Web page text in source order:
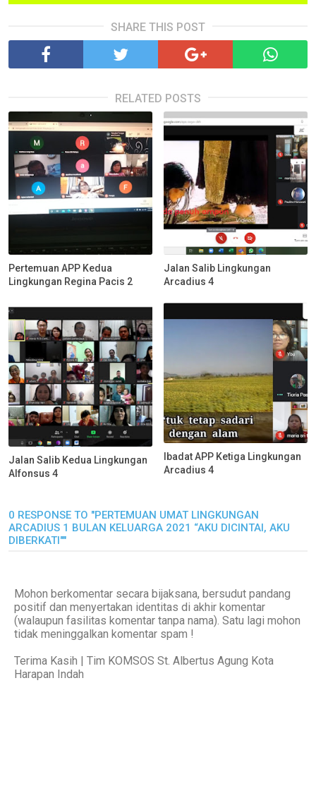
SHARE THIS POST
RELATED POSTS
Pertemuan APP Kedua
Lingkungan Regina Pacis 2
Jalan Salib Lingkungan
Arcadius 4
Jalan Salib Kedua Lingkungan
Alfonsus 4
Ibadat APP Ketiga Lingkungan
Arcadius 4
0 RESPONSE TO "PERTEMUAN UMAT LINGKUNGAN
ARCADIUS 1 BULAN KELUARGA 2021 “AKU DICINTAI, AKU
DIBERKATI""
Mohon berkomentar secara bijaksana, bersudut pandang
positif dan menyertakan identitas di akhir komentar
(walaupun fasilitas komentar tanpa nama). Satu lagi mohon
tidak meninggalkan komentar spam !
Terima Kasih | Tim KOMSOS St. Albertus Agung Kota
Harapan Indah